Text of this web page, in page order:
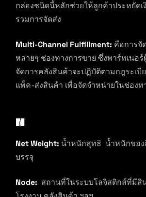
กล่องชนิดนี้หลักช่วยให้ลูกค้าประหยัดเ
รวมการจัดส่ง
Multi-Channel Fulfillment: คือการจั
หลายๆ ช่องทางการขาย ซึ่งพาร์ทเนอร์
จัดการคลังสินค้าจะปฏิบัติตามกฎระเบี
แพ็ค-ส่งสินค้า เพื่อจัดจำหน่ายในช่องท
N
Net Weight: น้ำหนักสุทธิ น้ำหนักของ
บรรจุ
Node: สถานที่ในระบบโลจิสติกส์ที่มีสิ